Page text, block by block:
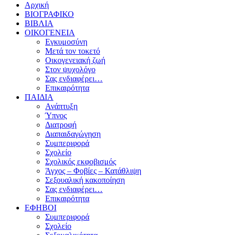
Αρχική
ΒΙΟΓΡΑΦΙΚΟ
ΒΙΒΛΙΑ
ΟΙΚΟΓΕΝΕΙΑ
Εγκυμοσύνη
Μετά τον τοκετό
Οικογενειακή ζωή
Στον ψυχολόγο
Σας ενδιαφέρει…
Επικαιρότητα
ΠΑΙΔΙΑ
Ανάπτυξη
Ύπνος
Διατροφή
Διαπαιδαγώγηση
Συμπεριφορά
Σχολείο
Σχολικός εκφοβισμός
Άγχος – Φοβίες – Κατάθλιψη
Σεξουαλική κακοποίηση
Σας ενδιαφέρει…
Επικαιρότητα
ΕΦΗΒΟΙ
Συμπεριφορά
Σχολείο